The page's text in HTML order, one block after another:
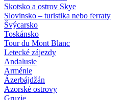
Skotsko a ostrov Skye
Slovinsko – turistika nebo ferraty
Švýcarsko
Toskánsko
Tour du Mont Blanc
Letecké zájezdy
Andalusie
Arménie
Ázerbájdžán
Azorské ostrovy
Gruzie